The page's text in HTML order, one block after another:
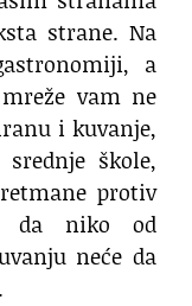
strane. Na
a
vam ne
i kuvanje,
škole,
protiv
da niko od
neće da